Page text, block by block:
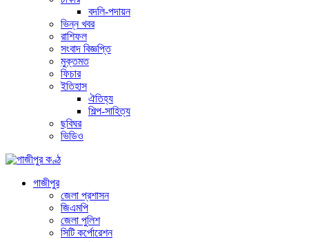
বদলি-পদায়ন
ভিন্ন খবর
রাশিফল
সংবাদ বিজ্ঞপ্তি
মুক্তমত
ফিচার
ইতিহাস
ঐতিহ্য
শিল্প-সাহিত্য
ছবিঘর
ভিডিও
গাজীপুর
জেলা প্রশাসন
জিএমপি
জেলা পুলিশ
সিটি কর্পোরেশন